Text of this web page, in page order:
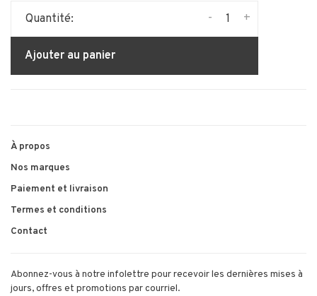
Quantité: +
-
Ajouter au panier
À propos
Nos marques
Paiement et livraison
Termes et conditions
Contact
Abonnez-vous à notre infolettre pour recevoir les dernières mises à
jours, offres et promotions par courriel.